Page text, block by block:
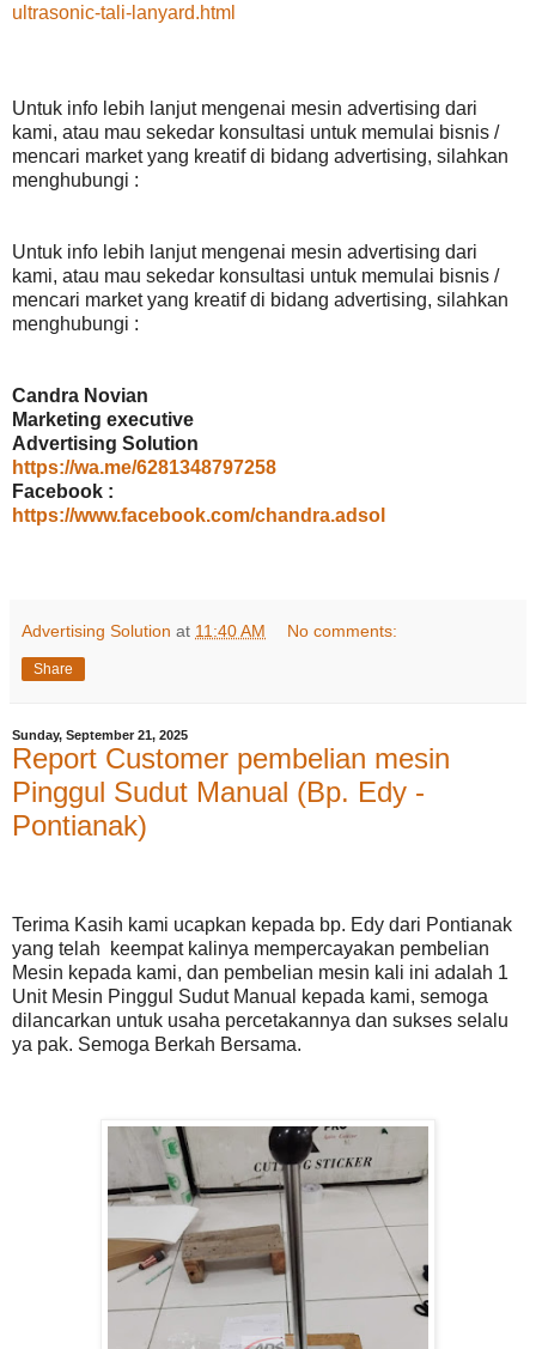
ultrasonic-tali-lanyard.html
Untuk info lebih lanjut mengenai mesin advertising dari
kami, atau mau sekedar konsultasi untuk memulai bisnis /
mencari market yang kreatif di bidang advertising, silahkan
menghubungi :
Untuk info lebih lanjut mengenai mesin advertising dari
kami, atau mau sekedar konsultasi untuk memulai bisnis /
mencari market yang kreatif di bidang advertising, silahkan
menghubungi :
Candra Novian
Marketing executive
Advertising Solution
https://wa.me/6281348797258
Facebook :
https://www.facebook.com/chandra.adsol
Advertising Solution at 11:40 AM No comments:
Share
Sunday, September 21, 2025
Report Customer pembelian mesin
Pinggul Sudut Manual (Bp. Edy -
Pontianak)
Terima Kasih kami ucapkan kepada bp. Edy dari Pontianak
yang telah keempat kalinya mempercayakan pembelian
Mesin kepada kami, dan pembelian mesin kali ini adalah 1
Unit Mesin Pinggul Sudut Manual kepada kami, semoga
dilancarkan untuk usaha percetakannya dan sukses selalu
ya pak. Semoga Berkah Bersama.